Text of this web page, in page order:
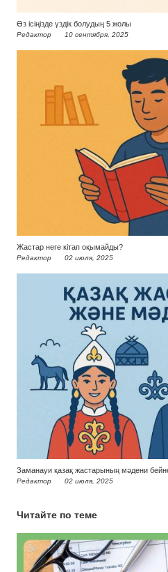
Өз ісіңізде үздік болудың 5 жолы
Редактор 10 сентября, 2025
Жастар неге кітап оқымайды?
Редактор 02 июля, 2025
Заманауи қазақ жастарының мәдени
Редактор 02 июля, 2025
Читайте по теме